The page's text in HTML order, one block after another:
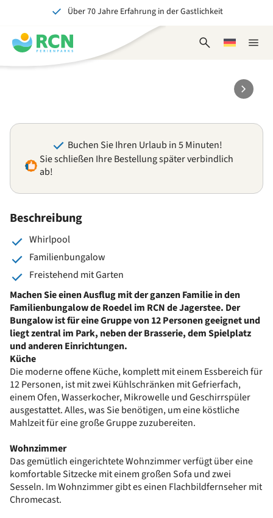
springen
springen
springen
springen
Über 70 Jahre Erfahrung in der Gastlichkeit
Ein tolles Erlebnis für Jung und Alt
Suchformular
Wählen
Sprache
Beschreibung
Whirlpool
Familienbungalow
Freistehend mit Garten
Machen Sie einen Ausflug mit der ganzen Familie in den
Familienbungalow de Roedel im RCN de Jagerstee. Der
Bungalow ist für eine Gruppe von 12 Personen geeignet und
liegt zentral im Park, neben der Brasserie, dem Spielplatz
und anderen Einrichtungen.
Küche
Die moderne offene Küche, komplett mit einem Essbereich für
12 Personen, ist mit zwei Kühlschränken mit Gefrierfach,
einem Ofen, Wasserkocher, Mikrowelle und Geschirrspüler
ausgestattet. Alles, was Sie benötigen, um eine köstliche
Mahlzeit für eine große Gruppe zuzubereiten.
Wohnzimmer
Das gemütlich eingerichtete Wohnzimmer verfügt über eine
komfortable Sitzecke mit einem großen Sofa und zwei
Sesseln. Im Wohnzimmer gibt es einen Flachbildfernseher mit
Chromecast.
Buchen Sie Ihren Urlaub in 5 Minuten!
Sie schließen Ihre Bestellung später verbindlich
ab!